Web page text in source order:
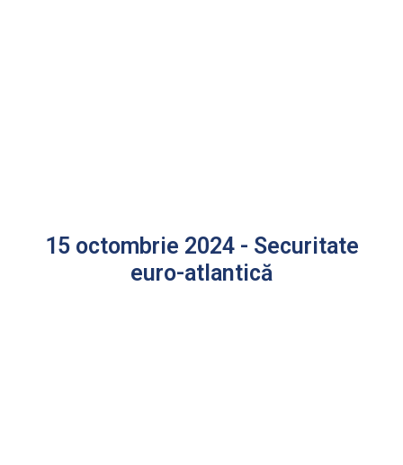
15 octombrie 2024 - Securitate
euro-atlantică